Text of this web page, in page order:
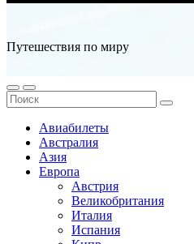
Путешествия по миру
Авиабилеты
Австралия
Азия
Европа
Австрия
Великобритания
Италия
Испания